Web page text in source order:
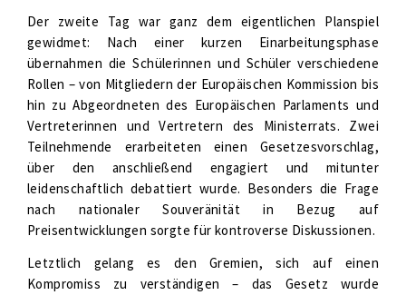
Der zweite Tag war ganz dem eigentlichen Planspiel
gewidmet: Nach einer kurzen Einarbeitungsphase
übernahmen die Schülerinnen und Schüler verschiedene
Rollen – von Mitgliedern der Europäischen Kommission bis
hin zu Abgeordneten des Europäischen Parlaments und
Vertreterinnen und Vertretern des Ministerrats. Zwei
Teilnehmende erarbeiteten einen Gesetzesvorschlag,
über den anschließend engagiert und mitunter
leidenschaftlich debattiert wurde. Besonders die Frage
nach nationaler Souveränität in Bezug auf
Preisentwicklungen sorgte für kontroverse Diskussionen.
Letztlich gelang es den Gremien, sich auf einen
Kompromiss zu verständigen – das Gesetz wurde